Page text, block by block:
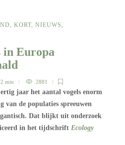
, KORT, NIEUWS,
in Europa
2 min 2881
jaar het aantal vogels enorm
van de populaties spreeuwen
Dat blijkt uit onderzoek
in het tijdschrift Ecology